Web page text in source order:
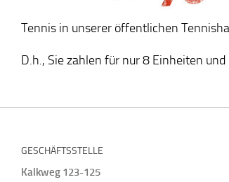
Tennis in unserer öffentlichen
D.h., Sie zahlen für nur 8 Einheiten
GESCHÄFTSSTELLE
Kalkweg 123-125